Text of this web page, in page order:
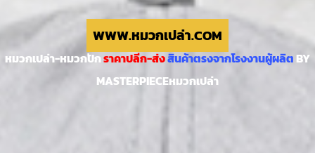
WWW.หมวกเปล่า.COM
หมวกเปล่า-หมวกปักราคาปลีก-ส่งสินค้าตรงจากโรงงานผู้ผลิต BY
MASTERPIECEหมวกเปล่า